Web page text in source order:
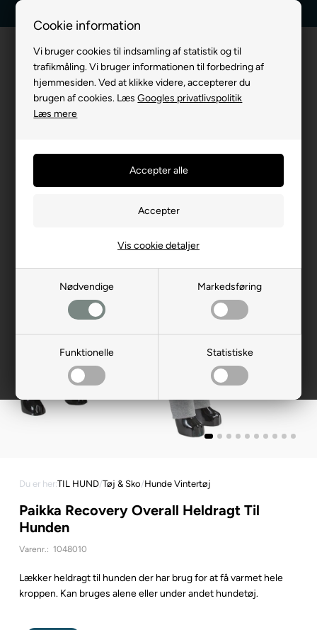
Cookie information
Vi bruger cookies til indsamling af statistik og til
trafikmåling. Vi bruger informationen til forbedring af
hjemmesiden. Ved at klikke videre, accepterer du
brugen af cookies. LæsGoogles privatlivspolitik
Læs mere
Nødvendige Markedsføring
Funktionelle Statistiske
Vis cookie detaljer
Du er her:TIL HUND/Tøj & Sko/Hunde Vintertøj
Paikka Recovery Overall Heldragt Til
Hunden
Varenr.: 1048010
Lækker heldragt til hunden der har brug for at få varmet hele
kroppen. Kan bruges alene eller under andet hundetøj.